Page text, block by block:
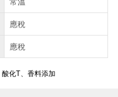
應稅
應稅
化T、香料添加